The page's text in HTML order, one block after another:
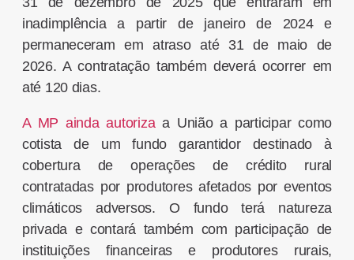
inadimplência a partir de janeiro de 2024 e
permaneceram em atraso até 31 de maio de
2026. A contratação também deverá ocorrer em
até 120 dias.
A MP ainda autorizaa União a participar como
cotista de um fundo garantidor destinado à
cobertura de operações de crédito rural
contratadas por produtores afetados por eventos
climáticos adversos. O fundo terá natureza
privada e contará também com participação de
instituições financeiras e produtores rurais,